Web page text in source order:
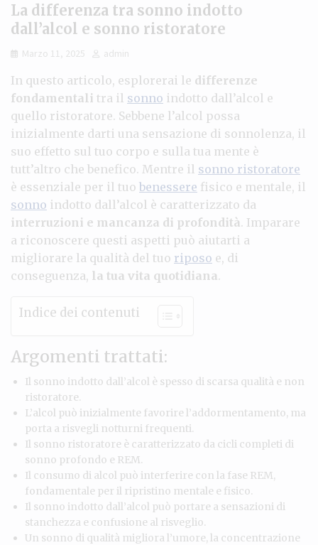
La differenza tra sonno indotto
dall’alcol e sonno ristoratore
Marzo 11, 2025 admin
In questo articolo, esplorerai le differenze
fondamentali tra il sonno indotto dall’alcol e
quello ristoratore. Sebbene l’alcol possa
inizialmente darti una sensazione di sonnolenza, il
suo effetto sul tuo corpo e sulla tua mente è
tutt’altro che benefico. Mentre il sonno ristoratore
è essenziale per il tuo benessere fisico e mentale, il
sonno indotto dall’alcol è caratterizzato da
interruzioni e mancanza di profondità. Imparare
a riconoscere questi aspetti può aiutarti a
migliorare la qualità del tuo riposo e, di
conseguenza, la tua vita quotidiana.
Indice dei contenuti
Argomenti trattati:
Il sonno indotto dall’alcol è spesso di scarsa qualità e non
ristoratore.
L’alcol può inizialmente favorire l’addormentamento, ma
porta a risvegli notturni frequenti.
Il sonno ristoratore è caratterizzato da cicli completi di
sonno profondo e REM.
Il consumo di alcol può interferire con la fase REM,
fondamentale per il ripristino mentale e fisico.
Il sonno indotto dall’alcol può portare a sensazioni di
stanchezza e confusione al risveglio.
Un sonno di qualità migliora l’umore, la concentrazione